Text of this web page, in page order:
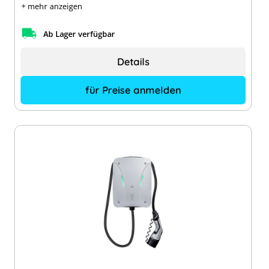
+ mehr anzeigen
Ab Lager verfügbar
für Preise anmelden
Details